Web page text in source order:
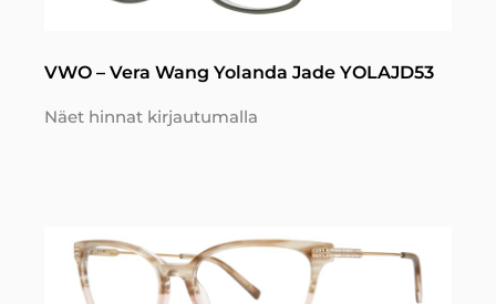
VWO – Vera Wang Yolanda Jade YOLAJD53
Näet hinnat kirjautumalla